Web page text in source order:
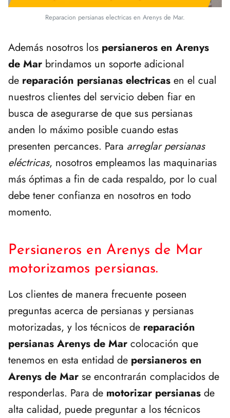
Reparacion persianas electricas en Arenys de Mar.
Además nosotros los persianeros en Arenys
de Mar brindamos un soporte adicional
de reparación persianas electricas en el cual
nuestros clientes del servicio deben fiar en
busca de asegurarse de que sus persianas
anden lo máximo posible cuando estas
presenten percances. Para arreglar persianas
eléctricas, nosotros empleamos las maquinarias
más óptimas a fin de cada respaldo, por lo cual
debe tener confianza en nosotros en todo
momento.
Persianeros en Arenys de Mar
motorizamos persianas.
Los clientes de manera frecuente poseen
preguntas acerca de persianas y persianas
motorizadas, y los técnicos de reparación
persianas Arenys de Mar colocación que
tenemos en esta entidad de persianeros en
Arenys de Mar se encontrarán complacidos de
responderlas. Para de motorizar persianas de
alta calidad, puede preguntar a los técnicos